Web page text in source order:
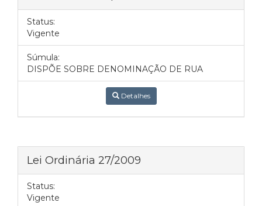
Status:
Vigente
Súmula:
DISPÕE SOBRE DENOMINAÇÃO DE RUA
Detalhes
Lei Ordinária 27/2009
Status:
Vigente